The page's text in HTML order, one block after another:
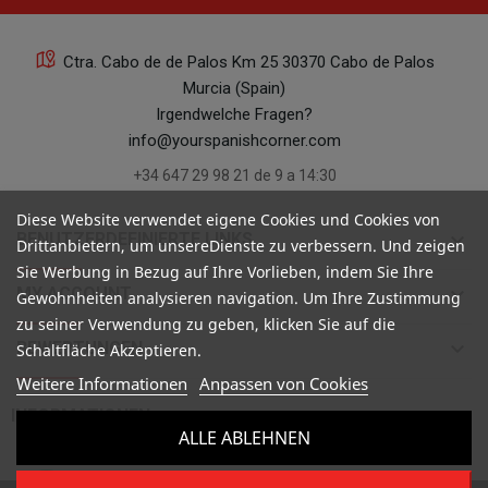
Ctra. Cabo de de Palos Km 25 30370 Cabo de Palos
Murcia (Spain)
Irgendwelche Fragen?
info@yourspanishcorner.com
+34 647 29 98 21 de 9 a 14:30
BENUTZERDEFINIERTE LINKS keyboard_arrow_down
MY ACCOUNT keyboard_arrow_down
BEWERTUNGEN
INFORMATIONEN 
Diese Website verwendet eigene Cookies und Cookies von
Drittanbietern, um unsereDienste zu verbessern. Und zeigen
Sie Werbung in Bezug auf Ihre Vorlieben, indem Sie Ihre
Gewohnheiten analysieren navigation. Um Ihre Zustimmung
zu seiner Verwendung zu geben, klicken Sie auf die
Schaltfläche Akzeptieren.
Weitere Informationen Anpassen von Cookies
ALLE ABLEHNEN